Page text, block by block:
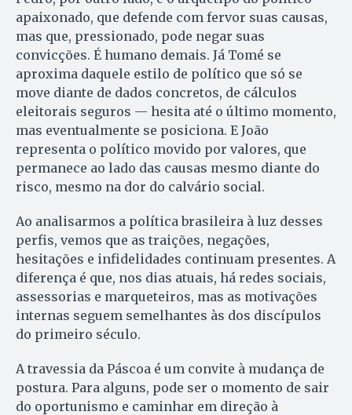
apaixonado, que defende com fervor suas causas,
mas que, pressionado, pode negar suas
convicções. É humano demais. Já Tomé se
aproxima daquele estilo de político que só se
move diante de dados concretos, de cálculos
eleitorais seguros — hesita até o último momento,
mas eventualmente se posiciona. E João
representa o político movido por valores, que
permanece ao lado das causas mesmo diante do
risco, mesmo na dor do calvário social.
Ao analisarmos a política brasileira à luz desses
perfis, vemos que as traições, negações,
hesitações e infidelidades continuam presentes. A
diferença é que, nos dias atuais, há redes sociais,
assessorias e marqueteiros, mas as motivações
internas seguem semelhantes às dos discípulos
do primeiro século.
A travessia da Páscoa é um convite à mudança de
postura. Para alguns, pode ser o momento de sair
do oportunismo e caminhar em direção à